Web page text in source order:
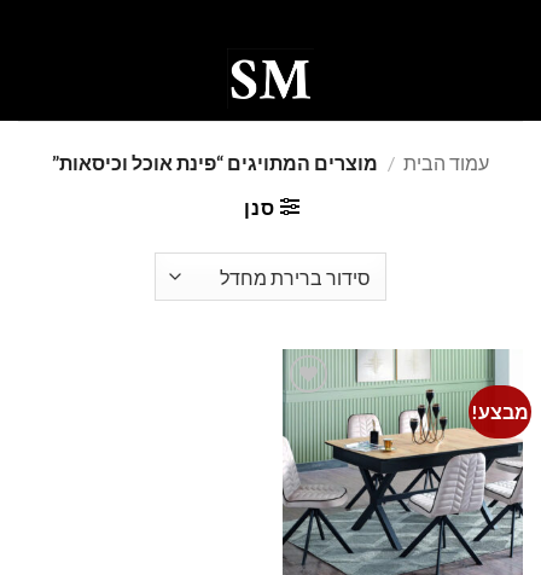
עמוד הבית / מוצרים המתויגים “פינת אוכל וכיסאות”
סנן
מבצע!